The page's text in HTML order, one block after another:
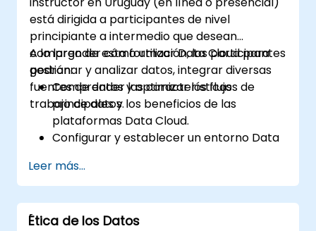
fortalecer la postura de seguridad.
está dirigida a participantes de nivel
principiante a intermedio que desean
comprender cómo utilizar Data Cloud para
gestionar y analizar datos, integrar diversas
fuentes de datos y optimizar los flujos de
trabajo de datos.
A lo largo de esta formación, los participantes
podrán:
Comprender las características
principales y los beneficios de las
plataformas Data Cloud.
Configurar y establecer un entorno Data
Integrar múltiples fuentes de datos en un
entorno unificado en la nube.
Analizar datos utilizando las herramientas
integradas y generar información útil
Leer más...
Ética de los Datos